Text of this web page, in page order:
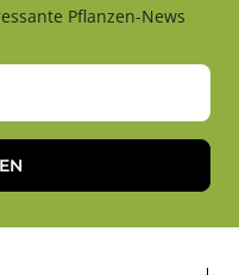
Pflanzen-News